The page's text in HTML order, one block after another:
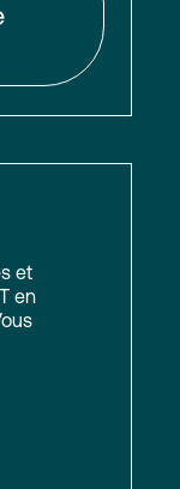
et
en